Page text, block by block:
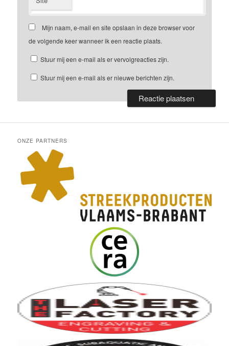
Mijn naam, e-mail en site opslaan in deze browser voor
de volgende keer wanneer ik een reactie plaats.
Stuur mij een e-mail als er vervolgreacties zijn.
Stuur mij een e-mail als er nieuwe berichten zijn.
ONZE PARTNERS